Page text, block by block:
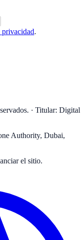
.
· Titular: Digital
Authority, Dubai,
el sitio.